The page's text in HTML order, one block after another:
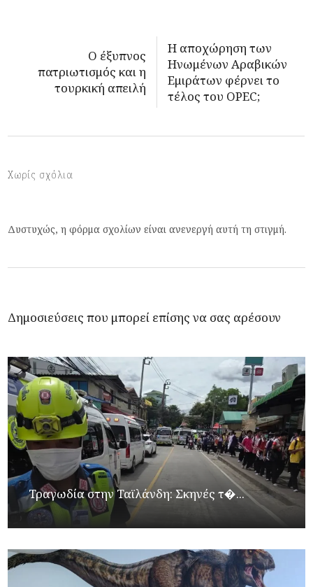
O έξυπνος
πατριωτισμός και η
τουρκική απειλή
Η αποχώρηση των
Ηνωμένων Αραβικών
Εμιράτων φέρνει το
τέλος του OPEC;
Χωρίς σχόλια
Δυστυχώς, η φόρμα σχολίων είναι ανενεργή αυτή τη στιγμή.
Δημοσιεύσεις που μπορεί επίσης να σας αρέσουν
Τραγωδία στην Ταϊλάνδη: Σκηνές τ�...